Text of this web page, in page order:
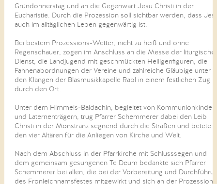
Gründonnerstag und an die Gegenwart Jesu Christi in der
Eucharistie. Durch die Prozession soll sichtbar werden, dass
auch im alltäglichen Leben gegenwärtig ist.
Bei bestem Prozessions-Wetter, nicht zu heiß und ohne
Regenschauer, zogen im Anschluss an die Messe der liturgische
Dienst, die Landjugend mit geschmückten Heiligenfiguren, die
Fahnenabordnungen der Vereine und zahlreiche Gläubige unter
den Klängen der Blasmusikkapelle Rabl in einem festlichen Zug
durch den Ort.
Unter dem Himmels-Baldachin, begleitet von
und Laternenträgern, trug Pfarrer Schemmerer dabei den Leib
Christi in der Monstranz segnend durch die Straßen und betete
den vier Altären für die Anliegen von Kirche und Welt.
Nach dem Abschluss in der Pfarrkirche mit Schlusssegen und
dem gemeinsam gesungenen Te Deum bedankte sich Pfarrer
Schemmerer bei allen, die bei der Vorbereitung und
des Fronleichnamsfestes mitgewirkt und sich an der Prozession